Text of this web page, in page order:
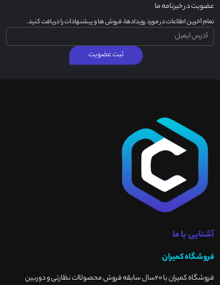
عضویت در خبرنامه ما
تمام آخرین اطلاعات در مورد رویدادها، فروش ها و پیشنهادات را دریافت کنید.
ثبت عضویت
آشنایی با ما
فروشگاه کمیران
فروشگاه کمیران با ۲۰سال سابقه فروش محصولاات نظارتی و دوربین